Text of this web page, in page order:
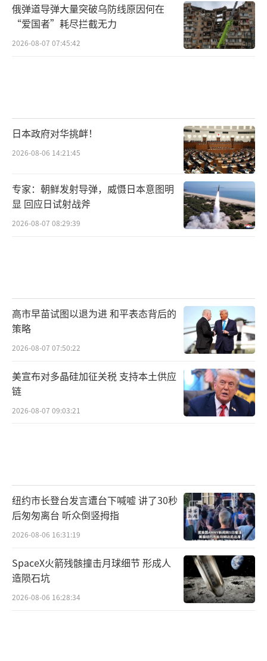
俄弹道导弹大量突破乌防线原因何在
“爱国者”耗尽拦截无力
2026-08-07 07:45:42
日本政府对华挑衅！
2026-08-06 14:21:45
专家：朝鲜发射导弹，威慑日本意图明
显 回应日试射战斧
2026-08-07 08:29:39
高市早苗试图以退为进 和平表态背后的
策略
2026-08-07 07:50:22
美宣布对多晶硅加征关税 支持本土供应
链
2026-08-07 09:03:21
纽约市长登台发言遭台下喊嘘 讲了30秒
后匆匆离台 听众倒竖拇指
2026-08-06 16:31:19
SpaceX火箭残骸撞击月球细节 形成人
造陨石坑
2026-08-06 16:28:34